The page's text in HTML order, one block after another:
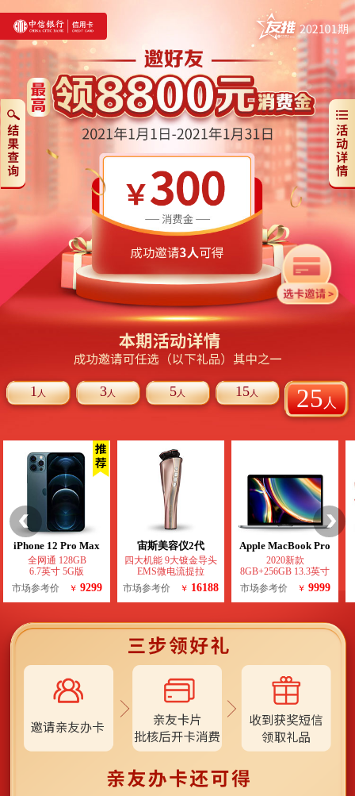
1人 3人 5人 15人 25人
iPhone 12 Pro Max
全网通 128GB
6.7英寸 5G版
市场参考价
￥ 9299
宙斯美容仪2代
四大机能 9大镀金导头
EMS微电流提拉
市场参考价
￥ 16188
Apple MacBook Pro
2020新款
8GB+256GB 13.3英寸
市场参考价
￥ 9999